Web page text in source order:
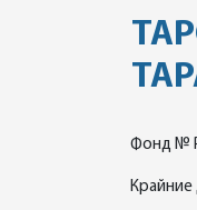
Фонд №
Крайние